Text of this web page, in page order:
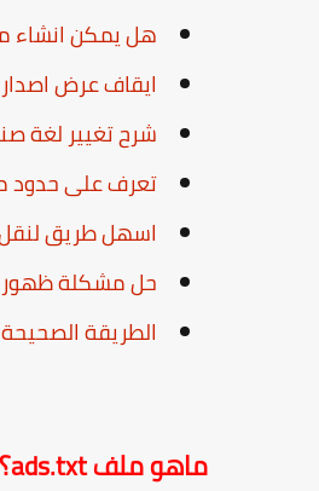
هل يمكن انشاء
ايقاف عرض
شرح تغيير لغة
تعرف على حدود
اسهل طريق
حل مشكلة
الطريقة
ماهو ملف ads.txt؟